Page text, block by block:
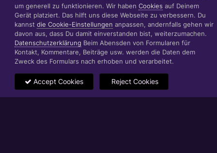
Datenschutzerklärung Impressum
© 1999 - 2022 RÄBIGER IT|WEB|VIDEO|CONSULTING
www.raebiger.pro
Powered by Invision Community
um generell zu funktionieren. Wir haben Cookies auf Deinem
Gerät platziert. Das hilft uns diese Webseite zu verbessern. Du
kannst die Cookie-Einstellungen anpassen, andernfalls gehen wir
davon aus, dass Du damit einverstanden bist, weiterzumachen.
Datenschutzerklärung Beim Abensden von Formularen für
Kontakt, Kommentare, Beiträge usw. werden die Daten dem
Zweck des Formulars nach erhoben und verarbeitet.
Accept Cookies Reject Cookies